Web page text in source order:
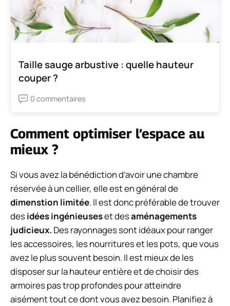
Taille sauge arbustive : quelle hauteur
couper ?
0 commentaires
Comment optimiser l’espace au
mieux ?
Si vous avez la bénédiction d’avoir une chambre
réservée à un cellier, elle est en général de
dimenstion limitée. Il est donc préférable de trouver
desidées ingénieuseset desaménagements
judicieux. Des rayonnages sont idéaux pour ranger
les accessoires, les nourritures et les pots, que vous
avez le plus souvent besoin. Il est mieux de les
disposer sur la hauteur entière et de choisir des
armoires pas trop profondes pour atteindre
aisément tout ce dont vous avez besoin. Planifiez à